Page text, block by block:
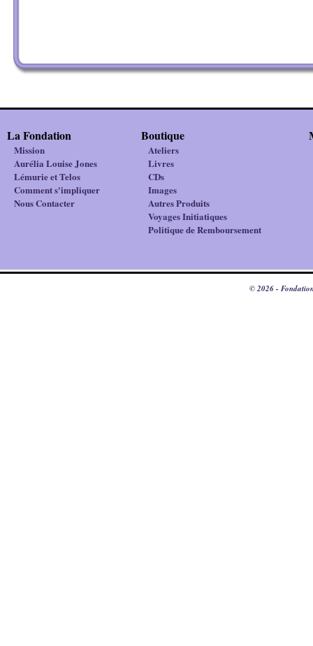
La Fondation
Mission
Aurélia Louise Jones
Lémurie et Telos
Comment s'impliquer
Nous Contacter
Boutique
Ateliers
Livres
CDs
Images
Autres Produits
Voyages Initiatiques
Politique de Remboursement
© 2026 -